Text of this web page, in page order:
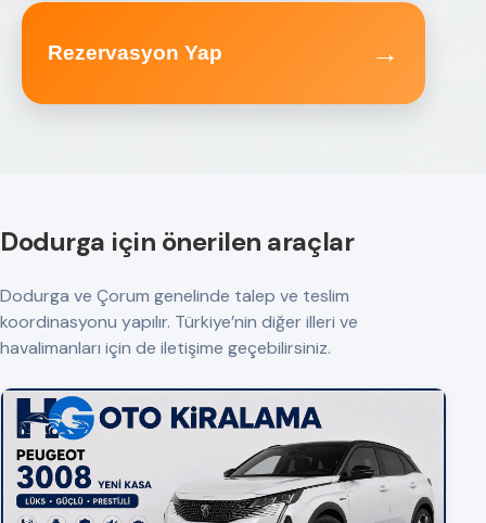
Rezervasyon Yap →
Dodurga için önerilen araçlar
Dodurga ve Çorum genelinde talep ve teslim
koordinasyonu yapılır. Türkiye’nin diğer illeri ve
havalimanları için de iletişime geçebilirsiniz.